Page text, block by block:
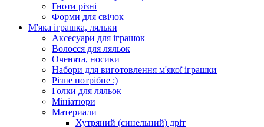
Гноти різні
Форми для свічок
М'яка іграшка, ляльки
Аксесуари для іграшок
Волосся для ляльок
Оченята, носики
Набори для виготовлення м'якої іграшки
Різне потрібне :)
Голки для ляльок
Мініатюри
Материали
Хутряний (синельний) дріт